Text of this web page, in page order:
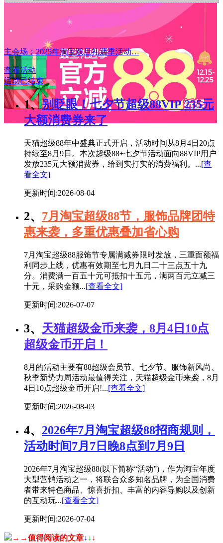
主会场：2025年淘宝双旦礼遇季活动…
查看活动
活动已结束
1、 别眨眼！七夕节超级88VIP 235元
大额消费券来了
天猫超级88年中盛典正式开启，活动时间从8月4日20点
持续至8月9日。本次超级88+七夕节活动面向88VIP用户
发放235元大额消费券，给到实打实的消费福利。...[查
看全文]
更新时间:2026-08-04
2、 7月淘宝超级88节，服饰品牌团特
惠来袭，多重优惠叠加省心购
7月淘宝超级88服饰节专属满减券限时发放，三重面额福
利同步上线，优惠有效期至七月九日二十三点五十九
分。消费满一百五十元可抵扣十五元，满两百元立减三
十元，采购金额...[查看全文]
更新时间:2026-07-07
3、 天猫超级金币来袭，8月4日10点
超级金币开启！
8月的活动主要有88超级会员节、七夕节、服饰新风尚、
秋季新势力周活动最值得关注，天猫超级金币来袭，8月
4日10点超级金币开启!...[查看全文]
更新时间:2026-08-03
4、 2026年7月淘宝超级88招商规则，
活动时间7月7日晚8点到7月9日
2026年7月淘宝超级88(以下简称“活动”)，作为淘宝年度
大型营销活动之一，将联合众多知名品牌，为全国消费
者带来特色商品、惊喜折扣、丰富的内容导购以及创新
的互动玩...[查看全文]
更新时间:2026-07-04
→→值得阅读的文章↓ ↓ ↓